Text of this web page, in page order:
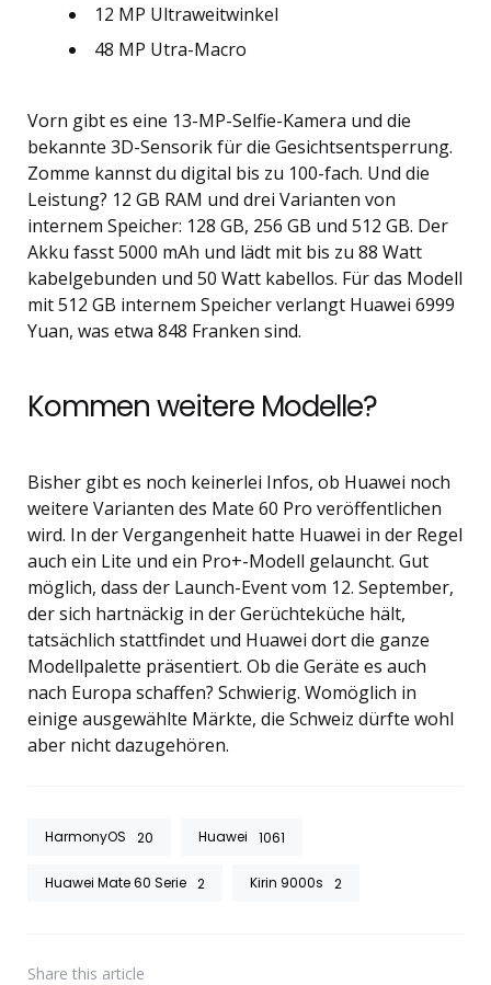
12 MP Ultraweitwinkel
48 MP Utra-Macro
Vorn gibt es eine 13-MP-Selfie-Kamera und die
bekannte 3D-Sensorik für die Gesichtsentsperrung.
Zomme kannst du digital bis zu 100-fach. Und die
Leistung? 12 GB RAM und drei Varianten von
internem Speicher: 128 GB, 256 GB und 512 GB. Der
Akku fasst 5000 mAh und lädt mit bis zu 88 Watt
kabelgebunden und 50 Watt kabellos. Für das Modell
mit 512 GB internem Speicher verlangt Huawei 6999
Yuan, was etwa 848 Franken sind.
Kommen weitere Modelle?
Bisher gibt es noch keinerlei Infos, ob Huawei noch
weitere Varianten des Mate 60 Pro veröffentlichen
wird. In der Vergangenheit hatte Huawei in der Regel
auch ein Lite und ein Pro+-Modell gelauncht. Gut
möglich, dass der Launch-Event vom 12. September,
der sich hartnäckig in der Gerüchteküche hält,
tatsächlich stattfindet und Huawei dort die ganze
Modellpalette präsentiert. Ob die Geräte es auch
nach Europa schaffen? Schwierig. Womöglich in
einige ausgewählte Märkte, die Schweiz dürfte wohl
aber nicht dazugehören.
HarmonyOS 20 Huawei 1061
Huawei Mate 60 Serie 2 Kirin 9000s 2
Share this article